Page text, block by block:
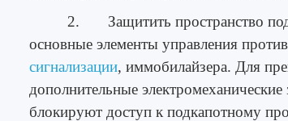
2. Защитить пространство под
основные элементы управления
сигнализации, иммобилайзера. Для
дополнительные
блокируют доступ к подкапотному